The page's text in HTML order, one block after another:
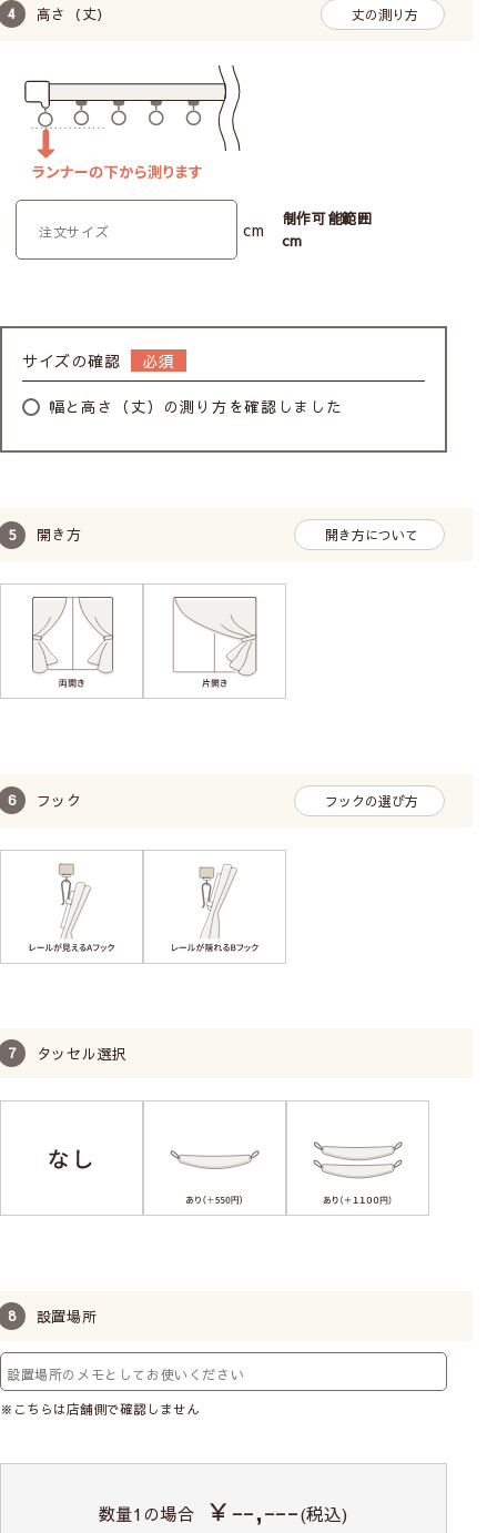
高さ（丈） 丈の測り方
cm
制作可能範囲
cm
サイズの確認
幅と高さ（丈）の測り方を確認しました
開き方 開き方について
フック フックの選び方
タッセル選択
設置場所
※こちらは店舗側で確認しません
数量1の場合 ￥--,---(税込)